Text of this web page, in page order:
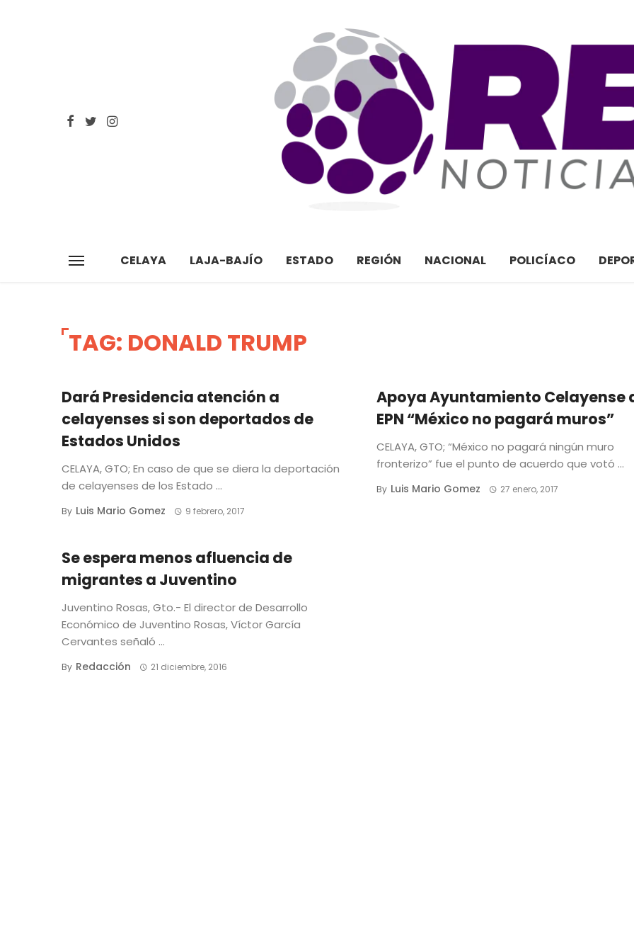
CELAYA LAJA-BAJÍO ESTADO REGIÓN NACIONAL POLICÍACO
TAG: DONALD TRUMP
Dará Presidencia atención a
celayenses si son deportados de
Estados Unidos
CELAYA, GTO; En caso de que se diera la deportación
de celayenses de los Estado ...
By Luis Mario Gomez 9 febrero, 2017
Apoya Ayuntamiento Celayense
EPN “México no pagará muros”
CELAYA, GTO; “México no pagará ningún muro
fronterizo” fue el punto de acuerdo que votó ...
By Luis Mario Gomez 27 enero, 2017
Se espera menos afluencia de
migrantes a Juventino
Juventino Rosas, Gto.- El director de Desarrollo
Económico de Juventino Rosas, Víctor García
Cervantes señaló ...
By Redacción 21 diciembre, 2016